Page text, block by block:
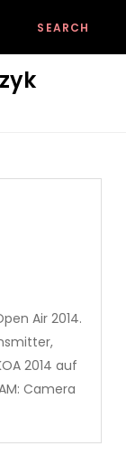
Air 2014.
2014 auf
Camera